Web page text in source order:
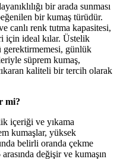
bir arada sunması
bir kumaş türüdür.
canlı renk tutma kapasitesi,
için ideal kılar. Üstelik
gerektirmemesi, günlük
süprem kumaş,
kaliteli bir tercih olarak
mi?
içeriği ve yıkama
kumaşlar, yüksek
belirli oranda çekme
değişir ve kumaşın